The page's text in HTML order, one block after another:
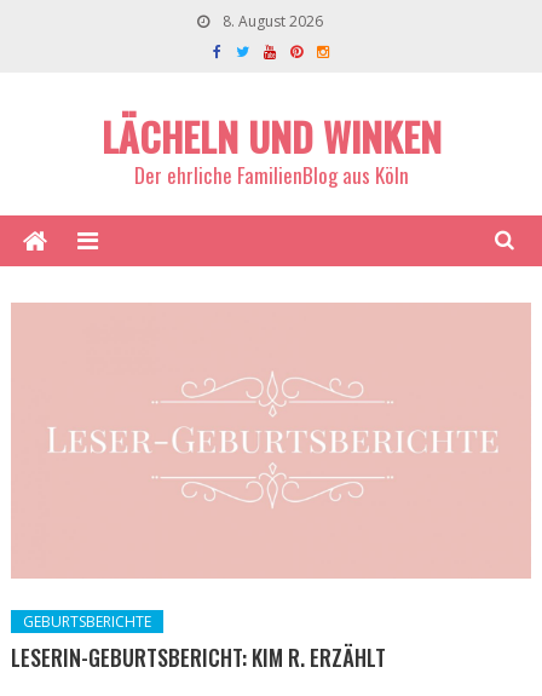
8. August 2026
LÄCHELN UND WINKEN
Der ehrliche FamilienBlog aus Köln
GEBURTSBERICHTE
LESERIN-GEBURTSBERICHT: KIM R. ERZÄHLT